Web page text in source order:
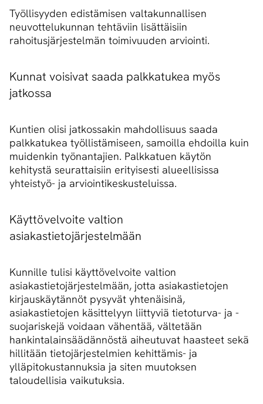
Työllisyyden edistämisen valtakunnallisen
neuvottelukunnan tehtäviin lisättäisiin
rahoitusjärjestelmän toimivuuden arviointi.
Kunnat voisivat saada palkkatukea myös
jatkossa
Kuntien olisi jatkossakin mahdollisuus saada
palkkatukea työllistämiseen, samoilla ehdoilla kuin
muidenkin työnantajien. Palkkatuen käytön
kehitystä seurattaisiin erityisesti alueellisissa
yhteistyö- ja arviointikeskusteluissa.
Käyttövelvoite valtion
asiakastietojärjestelmään
Kunnille tulisi käyttövelvoite valtion
asiakastietojärjestelmään, jotta asiakastietojen
kirjauskäytännöt pysyvät yhtenäisinä,
asiakastietojen käsittelyyn liittyviä tietoturva- ja -
suojariskejä voidaan vähentää, vältetään
hankintalainsäädännöstä aiheutuvat haasteet sekä
hillitään tietojärjestelmien kehittämis- ja
ylläpitokustannuksia ja siten muutoksen
taloudellisia vaikutuksia.